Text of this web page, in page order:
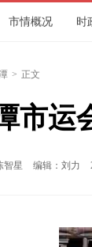
市情概况 时
> 正文
市运
智星 编辑：刘力